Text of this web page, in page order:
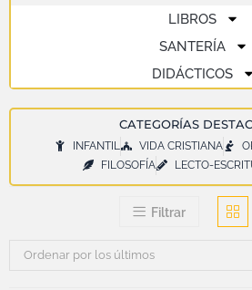
LIBROS
SANTERÍA
DIDÁCTICOS
CATEGORÍAS
INFANTIL VIDA CRISTIANA
FILOSOFÍA
LECTO-
Filtrar
Ordenar por los últimos